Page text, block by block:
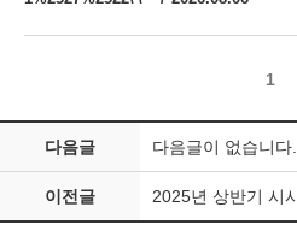
1
다음글 다음글이 없습니다.
이전글